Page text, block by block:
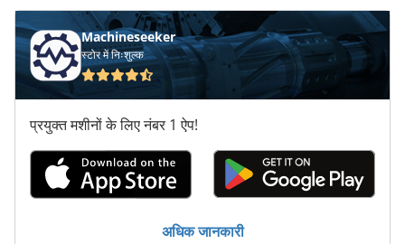
हब इकाई
Machineseeker
स्टोर में निःशुल्क
प्रयुक्त मशीनों के लिए नंबर 1 ऐप!
अधिक जानकारी